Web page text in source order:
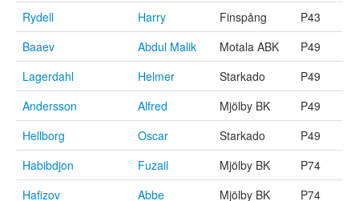
Rydell
Harry Finspång
P43
Baaev
Abdul Malik Motala ABK
P49
Lagerdahl
Helmer Starkado
P49
Andersson
Alfred Mjölby BK
P49
Hellborg
Oscar Starkado
P49
Habibdjon
Fuzail Mjölby BK
P74
Hafizov
Abbe Mjölby BK P74